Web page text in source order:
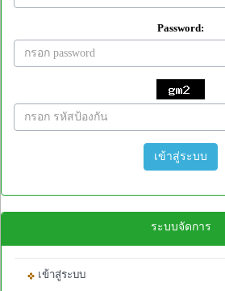
Password:
เข้าสู่ระบบ
ระบบจัดการ
เข้าสู่ระบบ